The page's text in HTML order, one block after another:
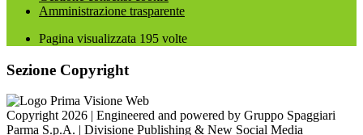
Amministrazione trasparente
Pagina visualizzata 195 volte
Sezione Copyright
Copyright 2026 | Engineered and powered by Gruppo Spaggiari
Parma S.p.A. | Divisione Publishing & New Social Media